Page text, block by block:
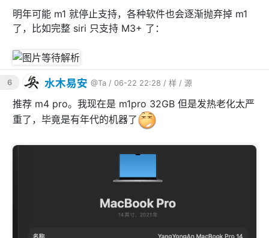
明年可能 m1 就停止支持，各种软件也会逐渐抛弃掉 m1
了，比如完整 siri 只支持 M3+ 了：
6 水木易安 @Ta / 06-22 22:28 / 样 / 源
推荐 m4 pro。我现在是 m1pro 32GB 但是发热老化太严
重了，毕竟是有年代的机器了